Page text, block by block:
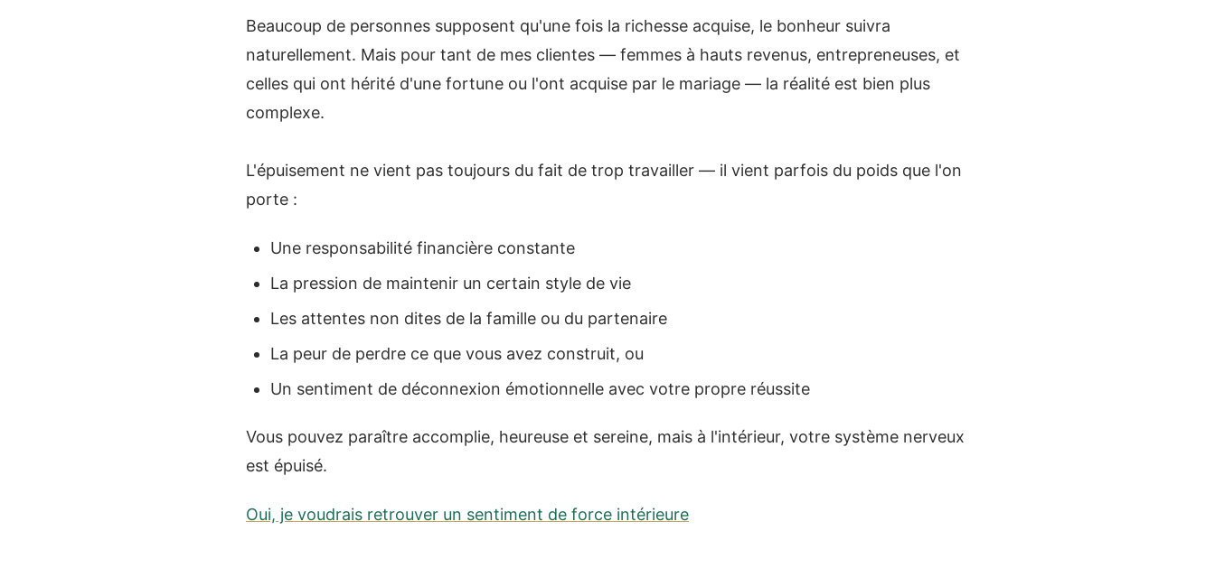
Beaucoup de personnes supposent qu'une fois la richesse acquise, le bonheur suivra
naturellement. Mais pour tant de mes clientes — femmes à hauts revenus, entrepreneuses, et
celles qui ont hérité d'une fortune ou l'ont acquise par le mariage — la réalité est bien plus
complexe.
L'épuisement ne vient pas toujours du fait de trop travailler — il vient parfois du poids que l'on
porte :
Une responsabilité financière constante
La pression de maintenir un certain style de vie
Les attentes non dites de la famille ou du partenaire
La peur de perdre ce que vous avez construit, ou
Un sentiment de déconnexion émotionnelle avec votre propre réussite
Vous pouvez paraître accomplie, heureuse et sereine, mais à l'intérieur, votre système nerveux
est épuisé.
Oui, je voudrais retrouver un sentiment de force intérieure